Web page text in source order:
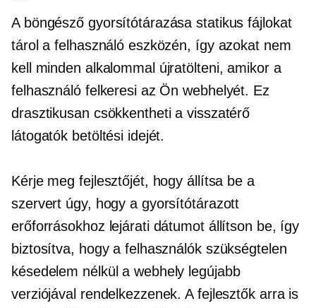
A böngésző gyorsítótárazása statikus fájlokat
tárol a felhasználó eszközén, így azokat nem
kell minden alkalommal újratölteni, amikor a
felhasználó felkeresi az Ön webhelyét. Ez
drasztikusan csökkentheti a visszatérő
látogatók betöltési idejét.
Kérje meg fejlesztőjét, hogy állítsa be a
szervert úgy, hogy a gyorsítótárazott
erőforrásokhoz lejárati dátumot állítson be, így
biztosítva, hogy a felhasználók szükségtelen
késedelem nélkül a webhely legújabb
verziójával rendelkezzenek. A fejlesztők arra is